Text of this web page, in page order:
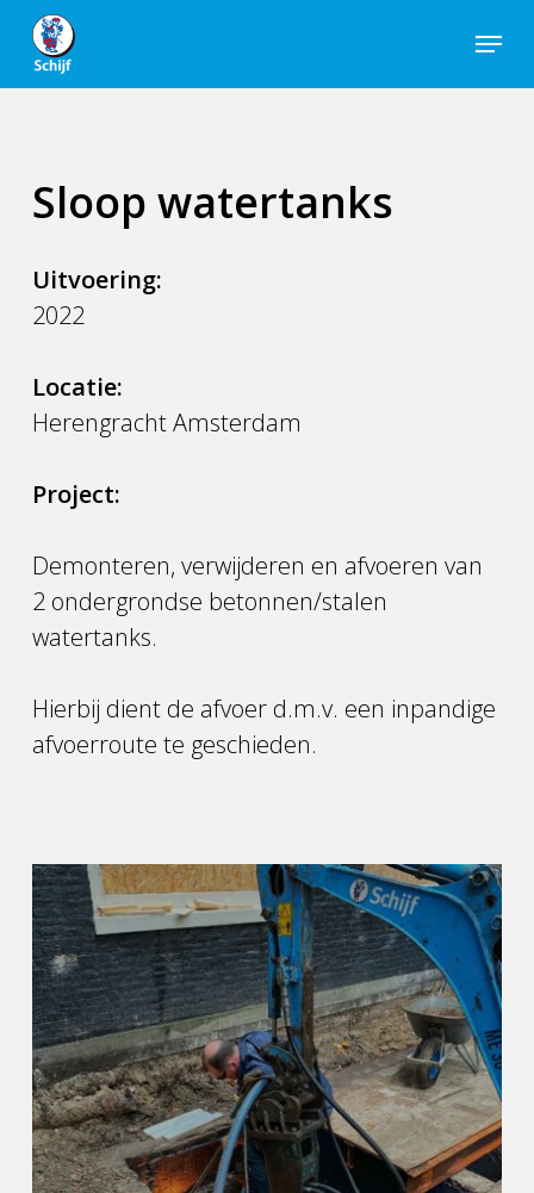
Skip
main
Menu
Sloop watertanks
Uitvoering:
2022
Locatie:
Herengracht Amsterdam
Project:
Demonteren, verwijderen en afvoeren van
2 ondergrondse betonnen/stalen
watertanks.
Hierbij dient de afvoer d.m.v. een inpandige
afvoerroute te geschieden.